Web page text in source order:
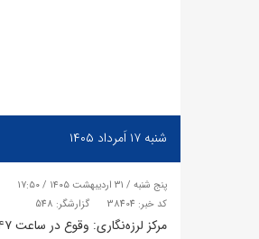
شنبه ۱۷ اَمرداد ۱۴۰۵
پنج شنبه / ۳۱ اردیبهشت ۱۴۰۵ / ۱۷:۵۰
کد خبر: 38404
گزارشگر: 548
مرکز لرزه‌نگاری: وقوع در ساعت ۳:۴۷ بامداد پنجشنبه / خسارت احتمالی در دست بررسی